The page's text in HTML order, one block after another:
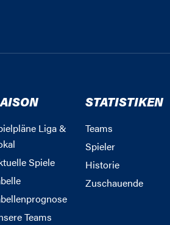
Liga &
Spiele
Teams
STATISTIKEN
Teams
Spieler
Historie
Zuschauende